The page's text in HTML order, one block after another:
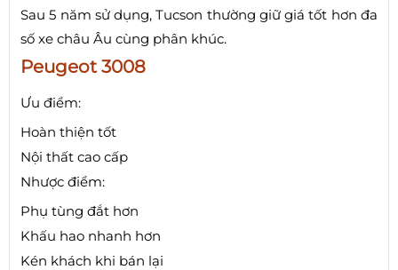
Sau 5 năm sử dụng, Tucson thường giữ giá tốt hơn đa
số xe châu Âu cùng phân khúc.
Peugeot 3008
Ưu điểm:
Hoàn thiện tốt
Nội thất cao cấp
Nhược điểm:
Phụ tùng đắt hơn
Khấu hao nhanh hơn
Kén khách khi bán lại